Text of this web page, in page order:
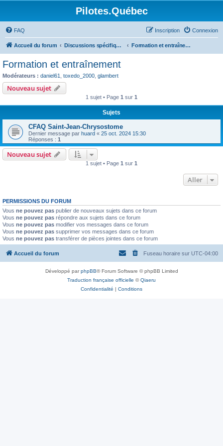
Pilotes.Québec
FAQ Connexion
Inscription
Accueil du forum Discussions spécifiques et techniques Formation et entraînement
Formation et entraînement
Modérateurs : daniel61 toxedo_2000 glambert
Nouveau sujet
1 sujet • Page 1 sur 1
Sujets
CFAQ Saint-Jean-Chrysostome
Dernier message par huard « 25 oct. 2024 15:30
Réponses : 1
Nouveau sujet
1 sujet • Page 1 sur 1
Aller
PERMISSIONS DU FORUM
Vous ne pouvez pas publier de nouveaux sujets dans ce forum
Vous ne pouvez pas répondre aux sujets dans ce forum
Vous ne pouvez pas modifier vos messages dans ce forum
Vous ne pouvez pas supprimer vos messages dans ce forum
Vous ne pouvez pas transférer de pièces jointes dans ce forum
Accueil du forum Fuseau horaire sur UTC-04:00
Développé parphpBB® Forum Software © phpBB Limited
Traduction française officielle ©Qiaeru
Confidentialité | Conditions